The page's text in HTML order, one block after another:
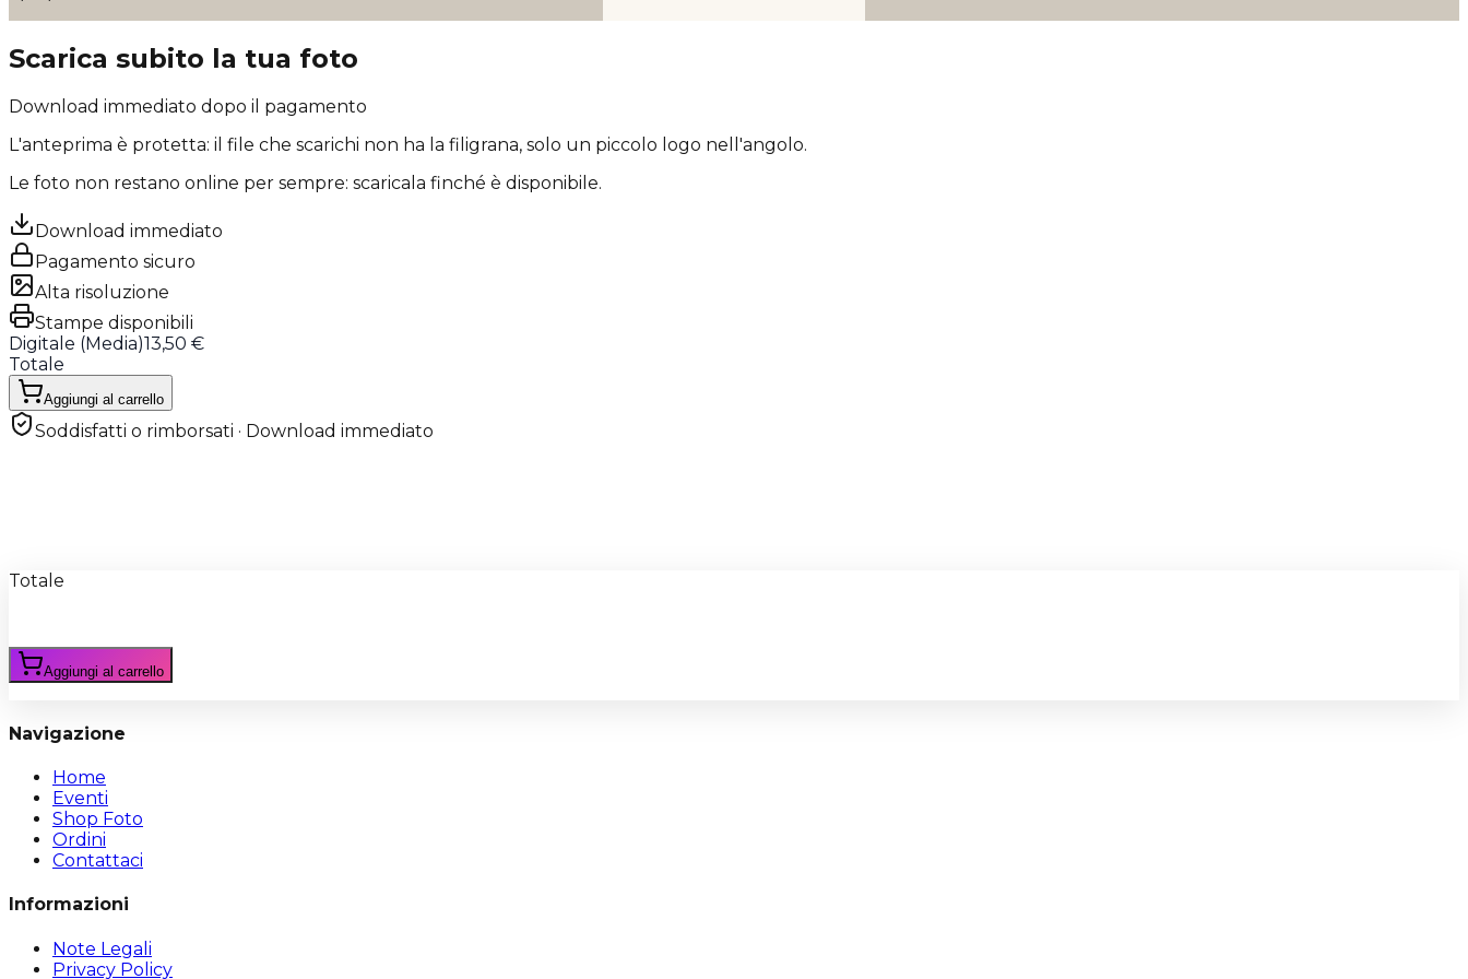
Scarica subito la tua foto
Download immediato dopo il pagamento
L'anteprima è protetta: il file che scarichi non ha la filigrana, solo un piccolo logo nell'angolo.
Le foto non restano online per sempre: scaricala finché è disponibile.
Download immediato
Pagamento sicuro
Alta risoluzione
Stampe disponibili
Digitale (Media)13,50 €
Totale
Aggiungi al carrello
Soddisfatti o rimborsati · Download immediato
Totale
Aggiungi al carrello
Navigazione
Home
Eventi
Shop Foto
Ordini
Contattaci
Informazioni
Note Legali
Privacy Policy